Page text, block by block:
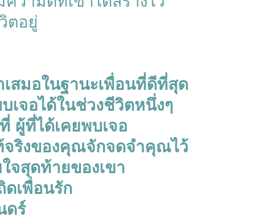
ตอยู่
สมอในฐานะเพื่อนที่ดีที่สุด
เจอได้ในช่วงชีวิตหนึ่งๆ
ผู้ที่ได้เคยพบเจอ
ริงของคุณจักจดจำคุณไว้
จสุดท้ายของเขา
ดเพื่อนรัก
ดร์